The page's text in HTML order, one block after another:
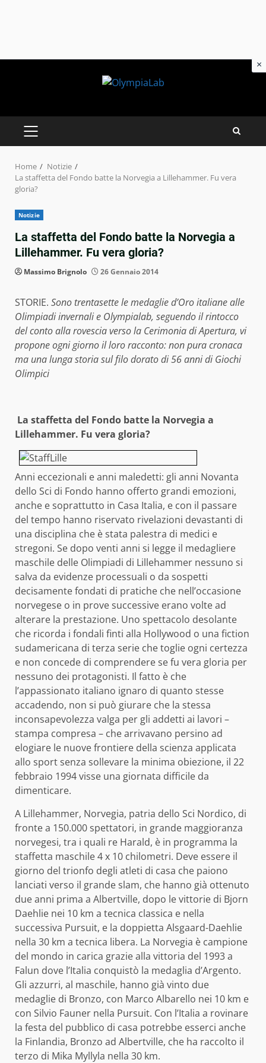
PRIMARY
MENU
Home
Notizie
La staffetta del Fondo batte la Norvegia a Lillehammer. Fu vera
gloria?
Notizie
La staffetta del Fondo batte la Norvegia a
Lillehammer. Fu vera gloria?
Massimo Brignolo 26 Gennaio 2014
STORIE. Sono trentasette le medaglie d’Oro italiane alle
Olimpiadi invernali e Olympialab, seguendo il rintocco
del conto alla rovescia verso la Cerimonia di Apertura, vi
propone ogni giorno il loro racconto: non pura cronaca
ma una lunga storia sul filo dorato di 56 anni di Giochi
Olimpici
La staffetta del Fondo batte la Norvegia a
Lillehammer. Fu vera gloria?
Anni eccezionali e anni maledetti: gli anni Novanta
dello Sci di Fondo hanno offerto grandi emozioni,
anche e soprattutto in Casa Italia, e con il passare
del tempo hanno riservato rivelazioni devastanti di
una disciplina che è stata palestra di medici e
stregoni. Se dopo venti anni si legge il medagliere
maschile delle Olimpiadi di Lillehammer nessuno si
salva da evidenze processuali o da sospetti
decisamente fondati di pratiche che nell’occasione
norvegese o in prove successive erano volte ad
alterare la prestazione. Uno spettacolo desolante
che ricorda i fondali finti alla Hollywood o una fiction
sudamericana di terza serie che toglie ogni certezza
e non concede di comprendere se fu vera gloria per
nessuno dei protagonisti. Il fatto è che
l’appassionato italiano ignaro di quanto stesse
accadendo, non si può giurare che la stessa
inconsapevolezza valga per gli addetti ai lavori –
stampa compresa – che arrivavano persino ad
elogiare le nuove frontiere della scienza applicata
allo sport senza sollevare la minima obiezione, il 22
febbraio 1994 visse una giornata difficile da
dimenticare.
A Lillehammer, Norvegia, patria dello Sci Nordico, di
fronte a 150.000 spettatori, in grande maggioranza
norvegesi, tra i quali re Harald, è in programma la
staffetta maschile 4 x 10 chilometri. Deve essere il
giorno del trionfo degli atleti di casa che paiono
lanciati verso il grande slam, che hanno già ottenuto
due anni prima a Albertville, dopo le vittorie di Bjorn
Daehlie nei 10 km a tecnica classica e nella
successiva Pursuit, e la doppietta Alsgaard-Daehlie
nella 30 km a tecnica libera. La Norvegia è campione
del mondo in carica grazie alla vittoria del 1993 a
Falun dove l’Italia conquistò la medaglia d’Argento.
Gli azzurri, al maschile, hanno già vinto due
medaglie di Bronzo, con Marco Albarello nei 10 km e
con Silvio Fauner nella Pursuit. Con l’Italia a rovinare
la festa del pubblico di casa potrebbe esserci anche
la Finlandia, Bronzo ad Albertville, che ha raccolto il
terzo di Mika Myllyla nella 30 km.
×